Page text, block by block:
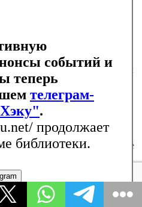
далеко не
учениям
адыгов выделится некая
которая и будет
Адыгэ Хабзэ, в более широком
эта группа будет вполне
и сливаться с
умеренных мусульман, не
Они опираются на
говорится, что Аллах
и народами, чтобы они
есть этничность - это творение
идут чеченские суфии, де-
этническо-
А то, что адыги всегда
поле, лишний раз
событий и
теперь
телеграм-
.
продолжает
библиотеки.